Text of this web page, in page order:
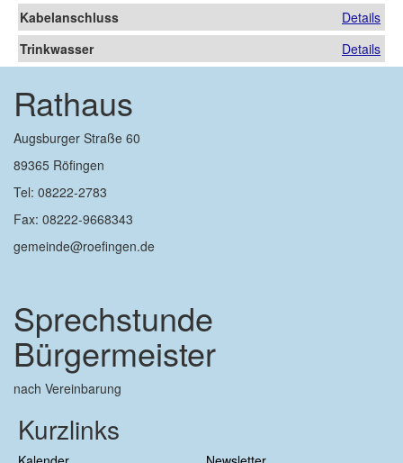
Kabelanschluss
Details
Trinkwasser
Details
Rathaus
Augsburger Straße 60
89365 Röfingen
Tel: 08222-2783
Fax: 08222-9668343
gemeinde@roefingen.de
Sprechstunde
Bürgermeister
nach Vereinbarung
Kurzlinks